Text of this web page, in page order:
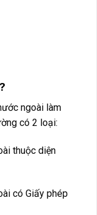
ngoài làm
có 2 loại:
thuộc diện
có Giấy phép